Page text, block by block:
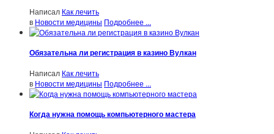
Написал Как лечить
в Новости медицины Подробнее ...
Обязательна ли регистрация в казино Вулкан
Написал Как лечить
в Новости медицины Подробнее ...
Когда нужна помощь компьютерного мастера